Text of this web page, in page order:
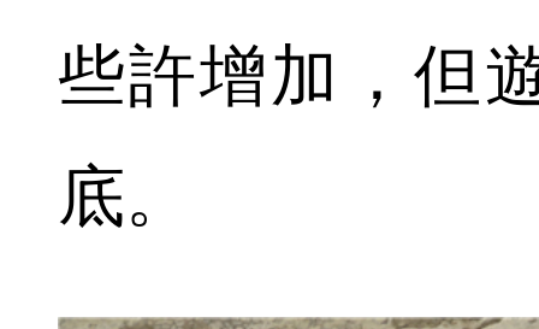
些許增加，但
底。